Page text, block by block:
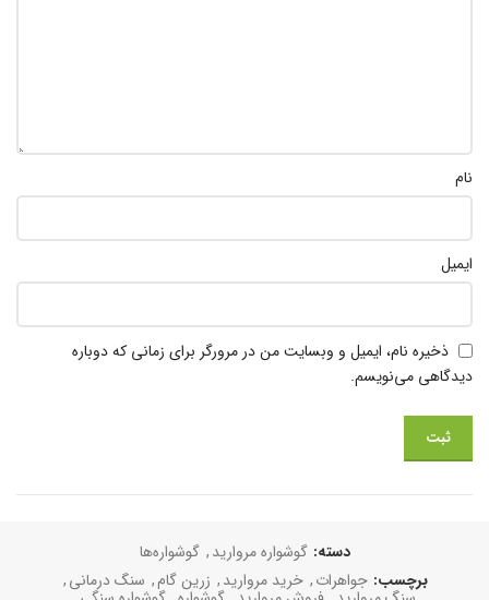
نام
ایمیل
ذخیره نام، ایمیل و وبسایت من در مرورگر برای زمانی که دوباره
دیدگاهی می‌نویسم.
دسته: گوشواره مروارید, گوشواره‌ها
برچسب: جواهرات, خرید مروارید, زرین گام, سنگ درمانی,